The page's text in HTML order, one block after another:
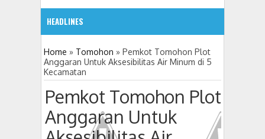
HEADLINES
08:03 AM
ADVETORIAL JONRU GANTIKAN MONO PIMPIN DPRD
Home » Tomohon » Pemkot Tomohon Plot
Anggaran Untuk Aksesibilitas Air Minum di 5
Kecamatan
Pemkot Tomohon Plot
Anggaran Untuk